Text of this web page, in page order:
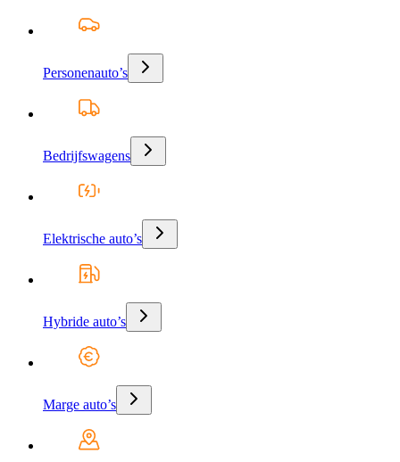
Personenauto’s
Bedrijfswagens
Elektrische auto’s
Hybride auto’s
Marge auto’s